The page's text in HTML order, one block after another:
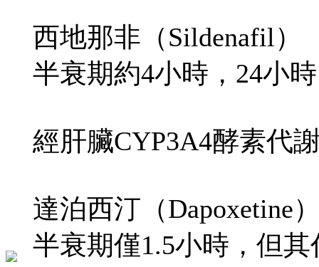
西地那非（Sildenafil）
半衰期約4小時，24小
經肝臟CYP3A4酵素代
達泊西汀（Dapoxetine
半衰期僅1.5小時，但